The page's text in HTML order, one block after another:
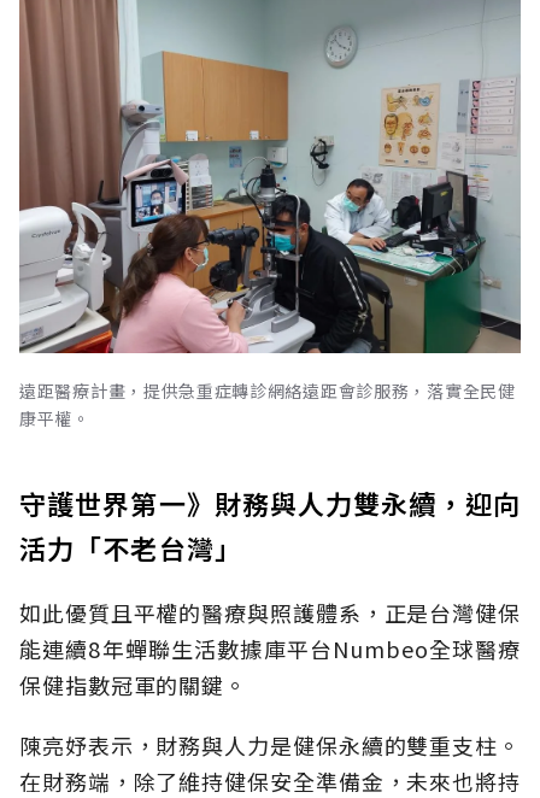
遠距醫療計畫，提供急重症轉診網絡遠距會診服務，落實全民健
康平權。
守護世界第一》財務與人力雙永續，迎向
活力「不老台灣」
如此優質且平權的醫療與照護體系，正是台灣健保
能連續8年蟬聯生活數據庫平台Numbeo全球醫療
保健指數冠軍的關鍵。
陳亮妤表示，財務與人力是健保永續的雙重支柱。
在財務端，除了維持健保安全準備金，未來也將持